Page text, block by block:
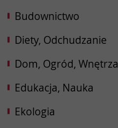
Budownictwo
Diety, Odchudzanie
Dom, Ogród, Wnętrza
Edukacja, Nauka
Ekologia